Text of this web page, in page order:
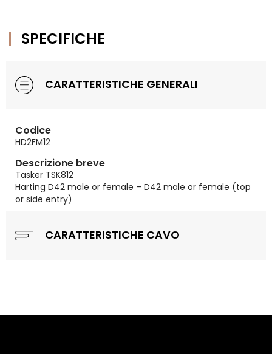
SPECIFICHE
CARATTERISTICHE GENERALI
Codice
HD2FM12
Descrizione breve
Tasker TSK812
Harting D42 male or female – D42 male or female (top
or side entry)
CARATTERISTICHE CAVO